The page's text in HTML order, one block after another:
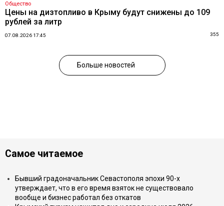
Общество
Цены на дизтопливо в Крыму будут снижены до 109
рублей за литр
07.08.2026 17:45 355
Больше новостей
Самое читаемое
Бывший градоначальник Севастополя эпохи 90-х
утверждает, что в его время взяток не существовало
вообще и бизнес работал без откатов